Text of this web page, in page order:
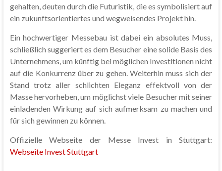
gehalten, deuten durch die Futuristik, die es symbolisiert auf
ein zukunftsorientiertes und wegweisendes Projekt hin.
Ein hochwertiger Messebau ist dabei ein absolutes Muss,
schließlich suggeriert es dem Besucher eine solide Basis des
Unternehmens, um künftig bei möglichen Investitionen nicht
auf die Konkurrenz über zu gehen. Weiterhin muss sich der
Stand trotz aller schlichten Eleganz effektvoll von der
Masse hervorheben, um möglichst viele Besucher mit seiner
einladenden Wirkung auf sich aufmerksam zu machen und
für sich gewinnen zu können.
Offizielle Webseite der Messe Invest in Stuttgart:
Webseite Invest Stuttgart